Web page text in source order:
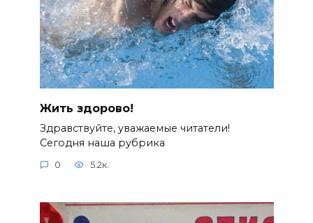
Жить здорово!
Здравствуйте, уважаемые читатели!
Сегодня наша рубрика
0 5.2к.